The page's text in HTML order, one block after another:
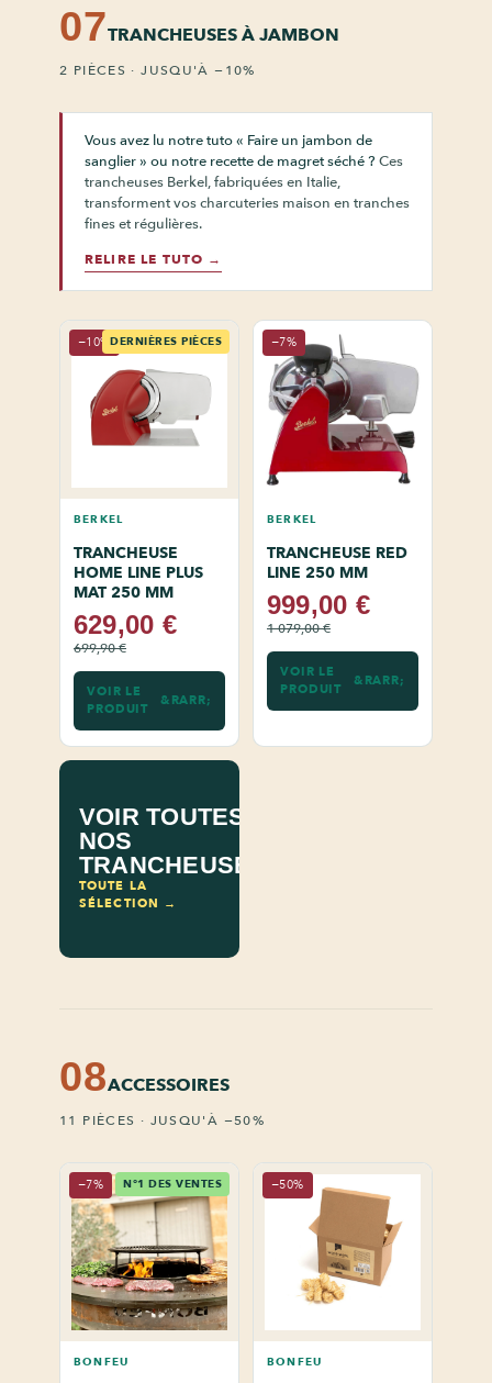
07TRANCHEUSES À JAMBON
2 PIÈCES · JUSQU'À −10%
Vous avez lu notre tuto « Faire un jambon de
sanglier » ou notre recette de magret séché ? Ces
trancheuses Berkel, fabriquées en Italie,
transforment vos charcuteries maison en tranches
fines et régulières.
RELIRE LE TUTO →
−10%DERNIÈRES PIÈCES
BERKEL
TRANCHEUSE
HOME LINE PLUS
MAT 250 MM
629,00 €
699,90 €
VOIR LE
PRODUIT
−7%
BERKEL
TRANCHEUSE RED
LINE 250 MM
999,00 €
1 079,00 €
VOIR LE
PRODUIT
VOIR TOUTES
NOS
TRANCHEUSES
TOUTE LA
SÉLECTION →
08ACCESSOIRES
11 PIÈCES · JUSQU'À −50%
−7% N°1 DES VENTES
BONFEU
−50%
BONFEU